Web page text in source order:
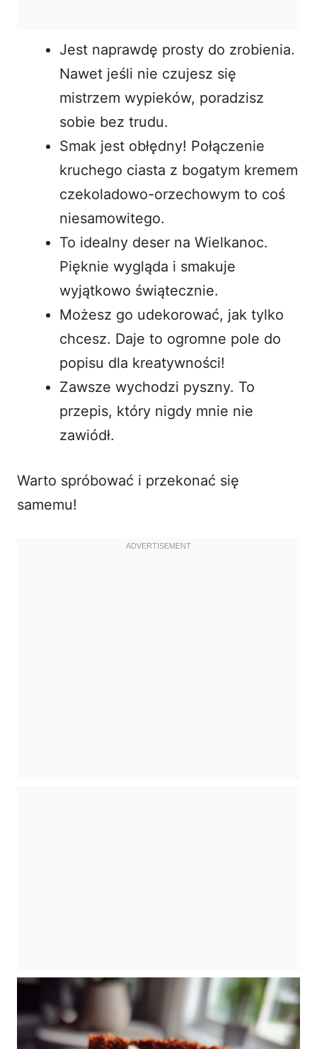
Jest naprawdę prosty do zrobienia.
Nawet jeśli nie czujesz się
mistrzem wypieków, poradzisz
sobie bez trudu.
Smak jest obłędny! Połączenie
kruchego ciasta z bogatym kremem
czekoladowo-orzechowym to coś
niesamowitego.
To idealny deser na Wielkanoc.
Pięknie wygląda i smakuje
wyjątkowo świątecznie.
Możesz go udekorować, jak tylko
chcesz. Daje to ogromne pole do
popisu dla kreatywności!
Zawsze wychodzi pyszny. To
przepis, który nigdy mnie nie
zawiódł.
Warto spróbować i przekonać się
samemu!